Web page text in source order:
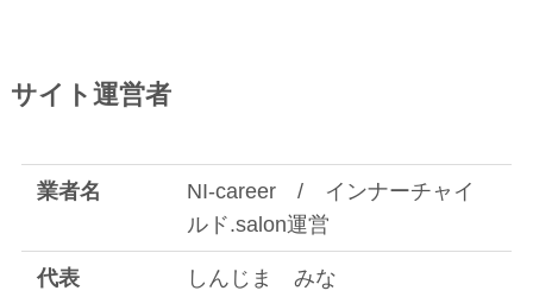
サイト運営者
業者名
NI-career / インナーチャイ
ルド.salon運営
代表
しんじま みな